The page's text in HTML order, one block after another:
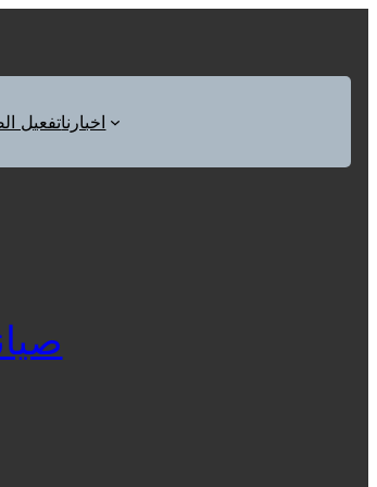
تفعيلاخبارنا